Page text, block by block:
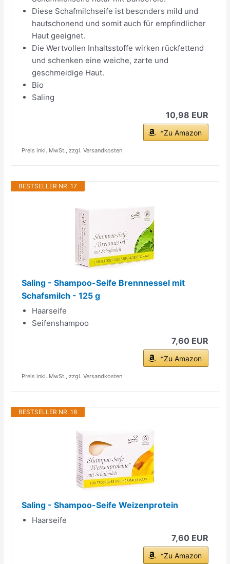
Diese Schafmilchseife ist besonders mild und
hautschonend und somit auch für empfindlicher
Haut geeignet.
Die Wertvollen Inhaltsstoffe wirken rückfettend
und schenken eine weiche, zarte und
geschmeidige Haut.
Bio
Saling
10,98 EUR
*Zu Amazon
Preis inkl. MwSt., zzgl. Versandkosten
BESTSELLER NR. 17
Saling - Shampoo-Seife Brennnessel mit
Schafsmilch - 125 g
Haarseife
Seifenshampoo
7,60 EUR
*Zu Amazon
Preis inkl. MwSt., zzgl. Versandkosten
BESTSELLER NR. 18
Saling - Shampoo-Seife Weizenprotein
Haarseife
7,60 EUR
*Zu Amazon